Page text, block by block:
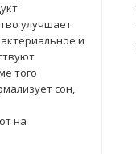
улучшает
и
того
сон,
на